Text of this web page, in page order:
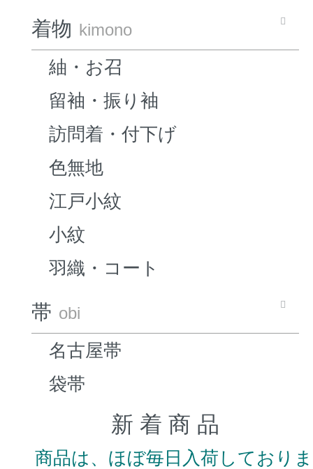
着物 kimono
紬・お召
留袖・振り袖
訪問着・付下げ
色無地
江戸小紋
小紋
羽織・コート
帯 obi
名古屋帯
袋帯
新 着 商 品
商品は、ほぼ毎日入荷しており